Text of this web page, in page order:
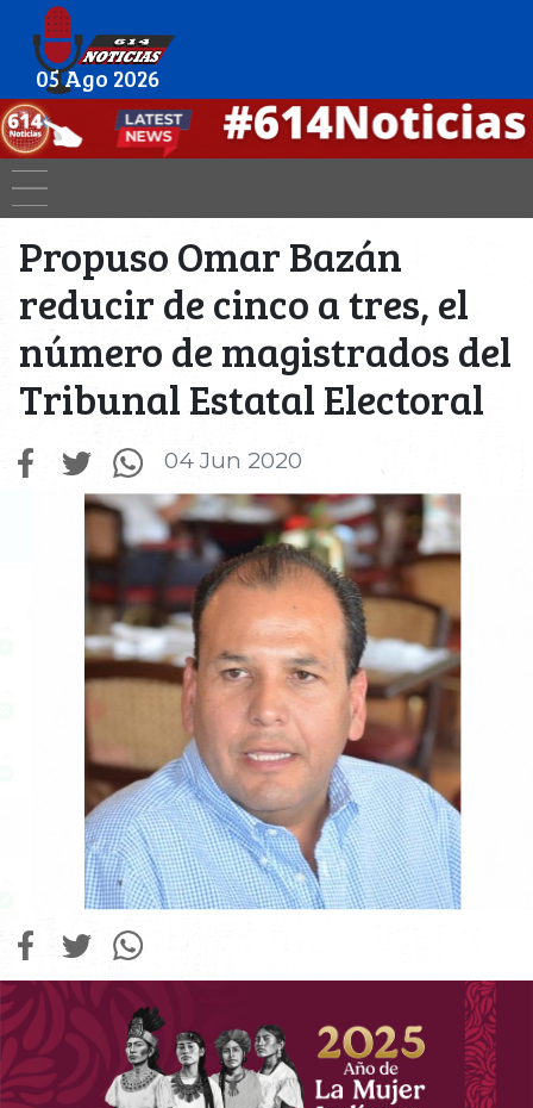
05 Ago 2026
Propuso Omar Bazán
reducir de cinco a tres, el
número de magistrados del
Tribunal Estatal Electoral
04 Jun 2020